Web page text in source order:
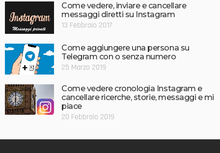
Come vedere, inviare e cancellare
messaggi diretti su Instagram
13 Febbraio 2017
Come aggiungere una persona su
Telegram con o senza numero
25 Marzo 2019
Come vedere cronologia Instagram e
cancellare ricerche, storie, messaggi e mi
piace
20 Febbraio 2019